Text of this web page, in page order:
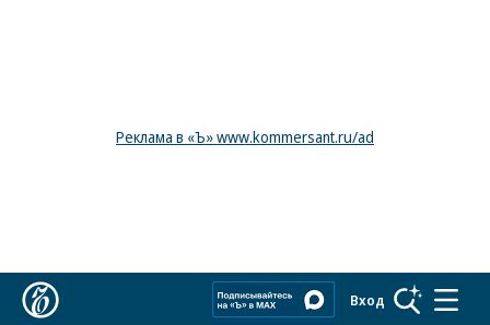
Реклама в «Ъ» www.kommersant.ru/ad
Вход